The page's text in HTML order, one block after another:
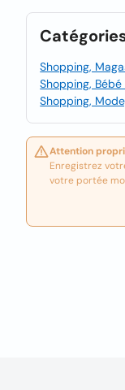
Shopping,
Shopping,
Shopping,
Attention
Enregistrez
votre portée